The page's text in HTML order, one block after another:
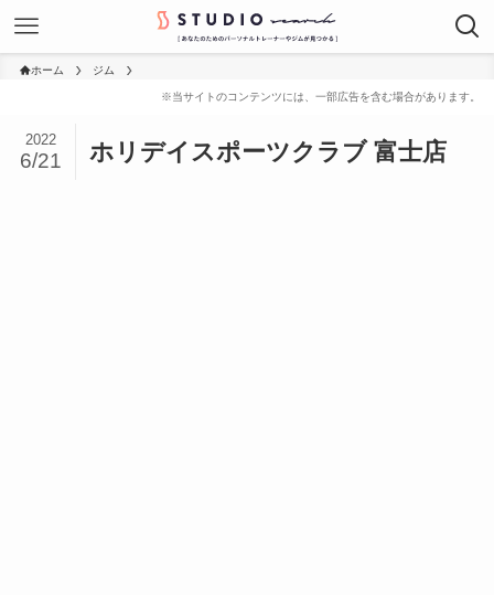
ホーム ジム
ホリデイスポーツクラブ 富士店
2022
6/21